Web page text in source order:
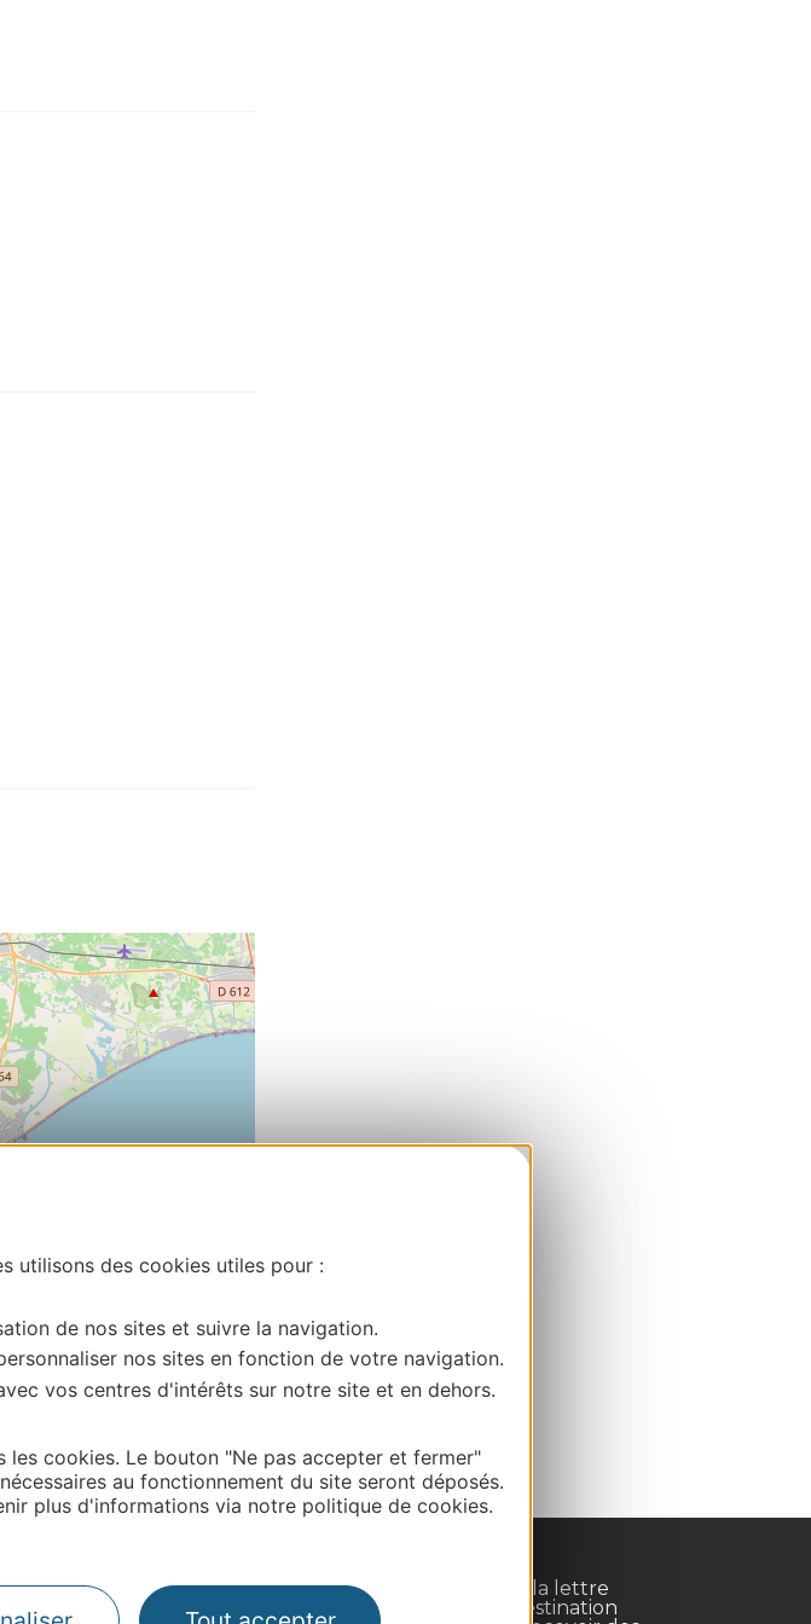
utilisons des cookies utiles pour :
de nos sites et suivre la navigation.
nos sites en fonction de votre navigation.
vos centres d'intérêts sur notre site et en dehors.
cookies. Le bouton "Ne pas accepter et fermer"
au fonctionnement du site seront déposés.
plus d'informations via notre politique de cookies.
Thermalisme
Inscrivez-vous à la lettre
d'information Destination